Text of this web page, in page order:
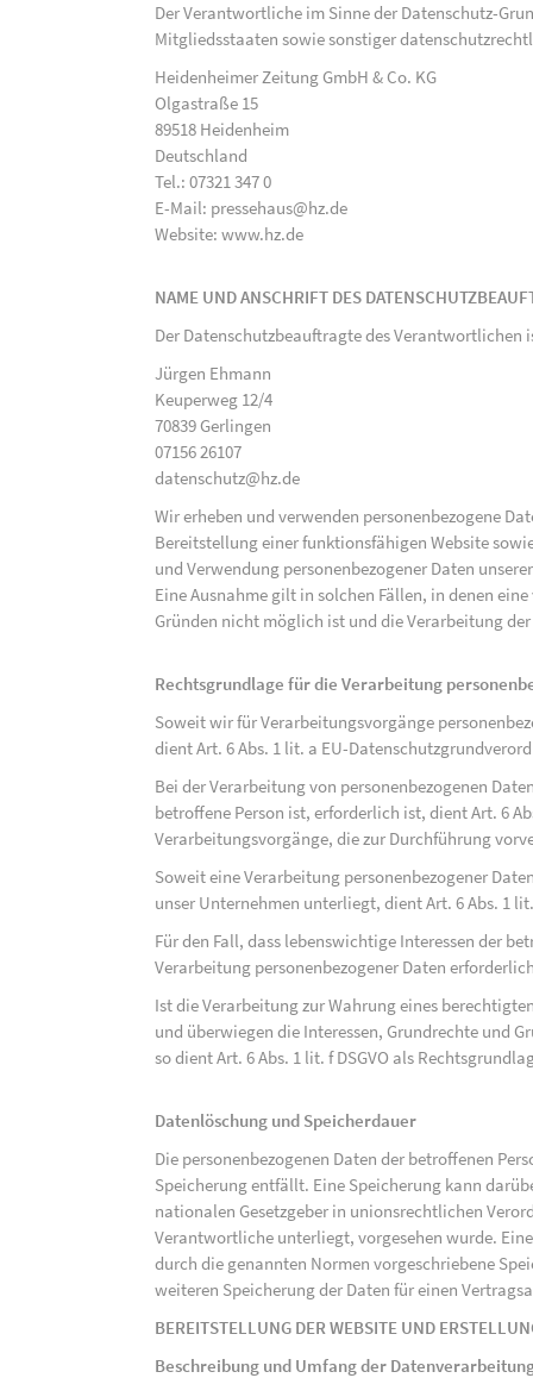
Der Verantwortliche im Sinne der Datenschutz-
Mitgliedsstaaten sowie sonstiger
Heidenheimer Zeitung GmbH & Co. KG
Olgastraße 15
89518 Heidenheim
Deutschland
Tel.: 07321 347 0
E-Mail: pressehaus@hz.de
Website: www.hz.de
NAME UND ANSCHRIFT DES
Der Datenschutzbeauftragte des Verantwortlichen
Jürgen Ehmann
Keuperweg 12/4
70839 Gerlingen
07156 26107
datenschutz@hz.de
Wir erheben und verwenden personenbezogene
Bereitstellung einer funktionsfähigen Website
und Verwendung personenbezogener Daten
Eine Ausnahme gilt in solchen Fällen, in denen
Gründen nicht möglich ist und die Verarbeitung
Rechtsgrundlage für die Verarbeitung
Soweit wir für Verarbeitungsvorgänge
dient Art. 6 Abs. 1 lit. a EU-
Bei der Verarbeitung von personenbezogenen
betroffene Person ist, erforderlich ist, dient Art. 6
Verarbeitungsvorgänge, die zur Durchführung
Soweit eine Verarbeitung personenbezogener
unser Unternehmen unterliegt, dient Art. 6 Abs. 1
Für den Fall, dass lebenswichtige Interessen der
Verarbeitung personenbezogener Daten
Ist die Verarbeitung zur Wahrung eines
und überwiegen die Interessen, Grundrechte und
so dient Art. 6 Abs. 1 lit. f DSGVO als
Datenlöschung und Speicherdauer
Die personenbezogenen Daten der betroffenen
Speicherung entfällt. Eine Speicherung kann
nationalen Gesetzgeber in unionsrechtlichen
Verantwortliche unterliegt, vorgesehen wurde.
durch die genannten Normen vorgeschriebene
weiteren Speicherung der Daten für einen
BEREITSTELLUNG DER WEBSITE UND
Beschreibung und Umfang der